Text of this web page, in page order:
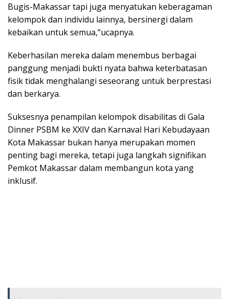
Bugis-Makassar tapi juga menyatukan keberagaman
kelompok dan individu lainnya, bersinergi dalam
kebaikan untuk semua,”ucapnya.
Keberhasilan mereka dalam menembus berbagai
panggung menjadi bukti nyata bahwa keterbatasan
fisik tidak menghalangi seseorang untuk berprestasi
dan berkarya.
Suksesnya penampilan kelompok disabilitas di Gala
Dinner PSBM ke XXIV dan Karnaval Hari Kebudayaan
Kota Makassar bukan hanya merupakan momen
penting bagi mereka, tetapi juga langkah signifikan
Pemkot Makassar dalam membangun kota yang
inklusif.